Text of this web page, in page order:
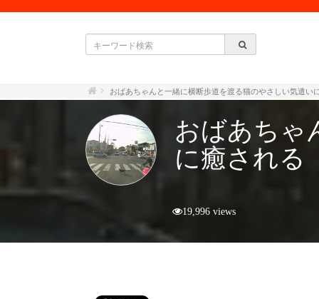
おばあちゃんと一緒に横断歩道を渡る猫のやさしい気遣い
おばあちゃ
に癒される
19,996 views